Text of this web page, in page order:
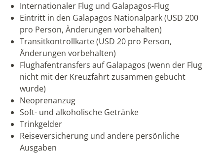
Internationaler Flug und Galapagos-Flug
Eintritt in den Galapagos Nationalpark (USD 200
pro Person, Änderungen vorbehalten)
Transitkontrollkarte (USD 20 pro Person,
Änderungen vorbehalten)
Flughafentransfers auf Galapagos (wenn der Flug
nicht mit der Kreuzfahrt zusammen gebucht
wurde)
Neoprenanzug
Soft- und alkoholische Getränke
Trinkgelder
Reiseversicherung und andere persönliche
Ausgaben